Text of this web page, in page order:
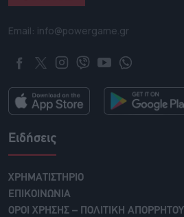
Email: info@powergame.gr
Ειδήσεις
ΧΡΗΜΑΤΙΣΤΗΡΙΟ
ΕΠΙΚΟΙΝΩΝΙΑ
ΟΡΟΙ ΧΡΗΣΗΣ – ΠΟΛΙΤΙΚΗ ΑΠΟΡΡΗΤΟΥ